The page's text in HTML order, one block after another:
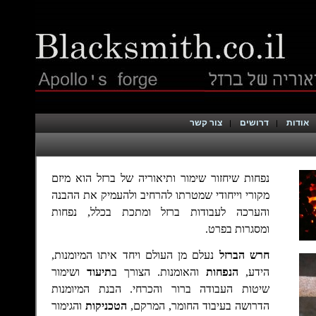
אודות דרושים צור קשר
נפחות שיחזור שימור ותיאוריה של ברזל הוא מיזם
מקורי וייחודי שמטרתו להרחיב ולהעמיק את ההבנה
והערכה לעבודות ברזל ומתכת בכלל, נפחות
ומסגרות בפרט.
חרש הברזל נעלם מן העולם ויחד איתו המיומנות,
הידע, הנפחות והאומנות. הצורך בתיעוד ושימור
שיטות העבודה ברור והכרחי. הבנת המיומנות
הדרושה בעיבוד החומר, המרקם, הטכניקות והגימור